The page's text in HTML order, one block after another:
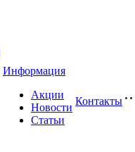
Информация
Акции
Новости
Статьи
Контакты